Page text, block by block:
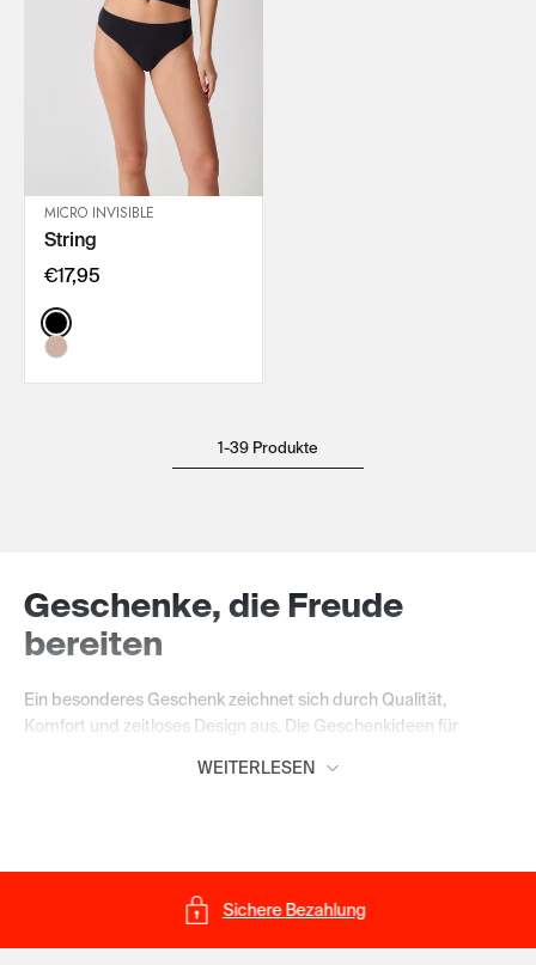
IN DEN WARENKORB
MICRO INVISIBLE
String
€17,95
Color:
1-39 Produkte
Geschenke, die Freude
bereiten
Ein besonderes Geschenk zeichnet sich durch Qualität,
Komfort und zeitloses Design aus. Die Geschenkideen für
hochwertiger Unterwäsche, Nachtwäsche und Loungewear, die
Hochwertige Materialien und
feminine Details
WEITERLESEN
Sichere Bezahlung